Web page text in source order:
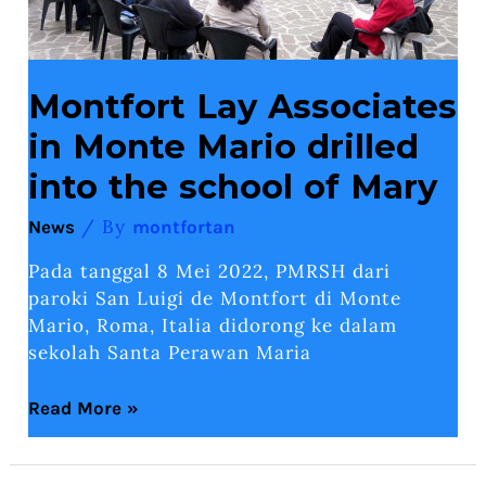
Montfort Lay Associates
in Monte Mario drilled
into the school of Mary
News / By montfortan
Pada tanggal 8 Mei 2022, PMRSH dari
paroki San Luigi de Montfort di Monte
Mario, Roma, Italia didorong ke dalam
sekolah Santa Perawan Maria
school
of
Mary
Read More »